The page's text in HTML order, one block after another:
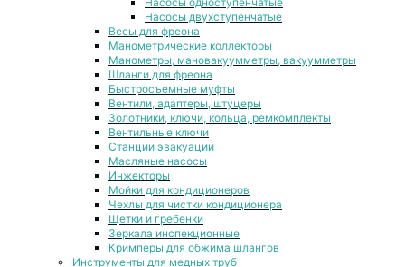
Насосы двухступенчатые
Весы для фреона
Манометрические коллекторы
Манометры, мановакуумметры, вакуумметры
Шланги для фреона
Быстросъемные муфты
Вентили, адаптеры, штуцеры
Золотники, ключи, кольца, ремкомплекты
Вентильные ключи
Станции эвакуации
Масляные насосы
Инжекторы
Мойки для кондиционеров
Чехлы для чистки кондиционера
Щетки и гребенки
Зеркала инспекционные
Кримперы для обжима шлангов
Инструменты для медных труб